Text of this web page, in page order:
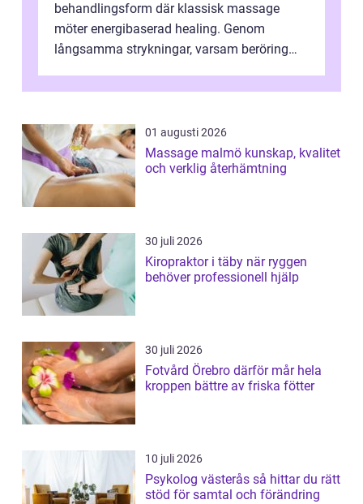
behandlingsform där klassisk massage
möter energibaserad healing. Genom
långsamma strykningar, varsam beröring
nervsys...
01 augusti 2026
Massage malmö kunskap, kvalitet
och verklig återhämtning
30 juli 2026
Kiropraktor i täby när ryggen
behöver professionell hjälp
30 juli 2026
Fotvård Örebro därför mår hela
kroppen bättre av friska fötter
10 juli 2026
Psykolog västerås så hittar du rätt
stöd för samtal och förändring